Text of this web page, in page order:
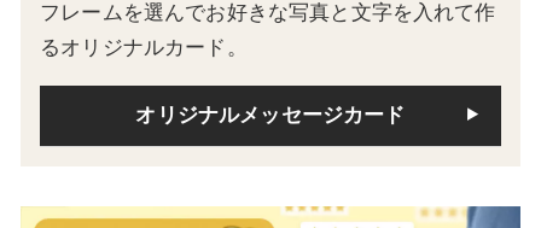
フレームを選んでお好きな写真と文字を入れて作
るオリジナルカード。
オリジナルメッセージカード